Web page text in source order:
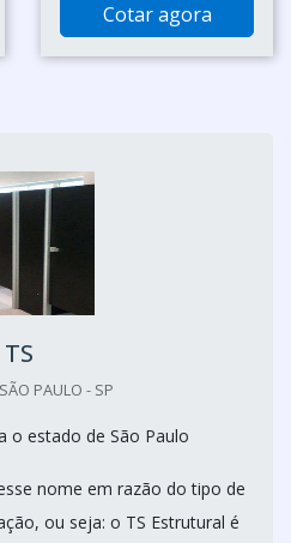
Cotar agora
PAULO - SP
o estado de São Paulo
nome em razão do tipo de
ou seja: o TS Estrutural é